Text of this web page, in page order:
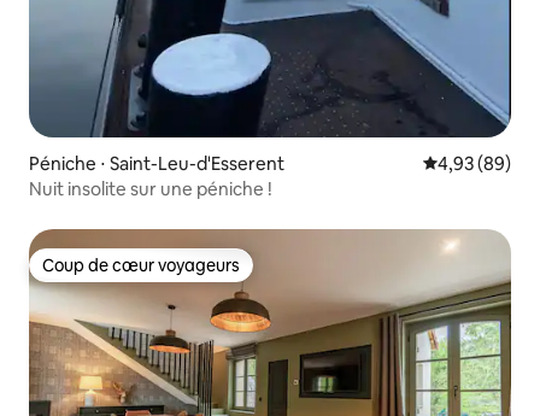
Péniche ⋅ Saint-Leu-d'Esserent Évaluation
4,93 (89)
Nuit insolite sur une péniche !
Coup de cœur voyageurs
Coup de cœur voyageurs